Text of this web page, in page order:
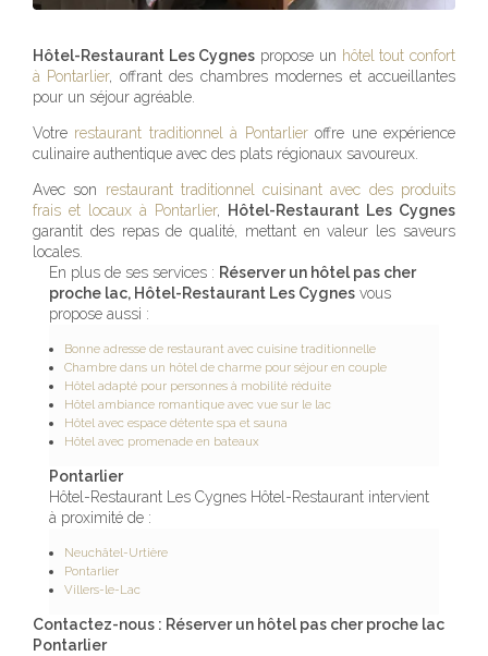
Hôtel-Restaurant Les Cygnes propose un hôtel tout confort
à Pontarlier, offrant des chambres modernes et accueillantes
pour un séjour agréable.
Votre restaurant traditionnel à Pontarlieroffre une expérience
culinaire authentique avec des plats régionaux savoureux.
Avec son restaurant traditionnel cuisinant avec des produits
frais et locaux à Pontarlier,
Hôtel-Restaurant Les Cygnes
garantit des repas de qualité, mettant en valeur les saveurs
locales.
En plus de ses services : Réserver un hôtel pas cher
proche lac, Hôtel-Restaurant Les Cygnes vous
propose aussi :
Bonne adresse de restaurant avec cuisine traditionnelle
Chambre dans un hôtel de charme pour séjour en couple
Hôtel adapté pour personnes à mobilité réduite
Hôtel ambiance romantique avec vue sur le lac
Hôtel avec espace détente spa et sauna
Hôtel avec promenade en bateaux
Pontarlier
Hôtel-Restaurant Les Cygnes Hôtel-Restaurant intervient
à proximité de :
Neuchâtel-Urtière
Pontarlier
Villers-le-Lac
Contactez-nous : Réserver un hôtel pas cher proche lac
Pontarlier